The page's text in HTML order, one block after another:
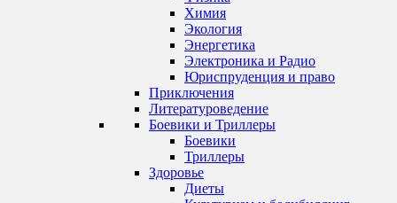
Химия
Экология
Энергетика
Электроника и Радио
Юриспруденция и право
Приключения
Литературоведение
Боевики и Триллеры
Боевики
Триллеры
Здоровье
Диеты